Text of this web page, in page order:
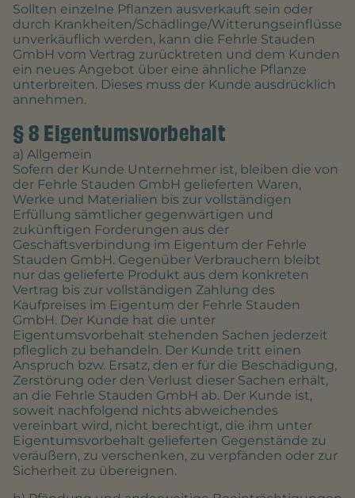
Sollten einzelne Pflanzen ausverkauft sein oder
durch Krankheiten/Schädlinge/Witterungseinflüsse
unverkäuflich werden, kann die Fehrle Stauden
GmbH vom Vertrag zurücktreten und dem Kunden
ein neues Angebot über eine ähnliche Pflanze
unterbreiten. Dieses muss der Kunde ausdrücklich
annehmen.
§ 8 Eigentumsvorbehalt
a) Allgemein
Sofern der Kunde Unternehmer ist, bleiben die von
der Fehrle Stauden GmbH gelieferten Waren,
Werke und Materialien bis zur vollständigen
Erfüllung sämtlicher gegenwärtigen und
zukünftigen Forderungen aus der
Geschäftsverbindung im Eigentum der Fehrle
Stauden GmbH. Gegenüber Verbrauchern bleibt
nur das gelieferte Produkt aus dem konkreten
Vertrag bis zur vollständigen Zahlung des
Kaufpreises im Eigentum der Fehrle Stauden
GmbH. Der Kunde hat die unter
Eigentumsvorbehalt stehenden Sachen jederzeit
pfleglich zu behandeln. Der Kunde tritt einen
Anspruch bzw. Ersatz, den er für die Beschädigung,
Zerstörung oder den Verlust dieser Sachen erhält,
an die Fehrle Stauden GmbH ab. Der Kunde ist,
soweit nachfolgend nichts abweichendes
vereinbart wird, nicht berechtigt, die ihm unter
Eigentumsvorbehalt gelieferten Gegenstände zu
veräußern, zu verschenken, zu verpfänden oder zur
Sicherheit zu übereignen.